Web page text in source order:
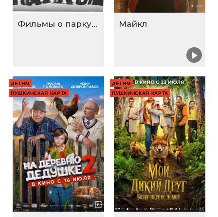
Фильмы о паркуре Майкл
ДЕТЯМ
ПУШКИНСКАЯ КАРТА
ДЕТЯМ
ПУШКИНСКАЯ КАРТА